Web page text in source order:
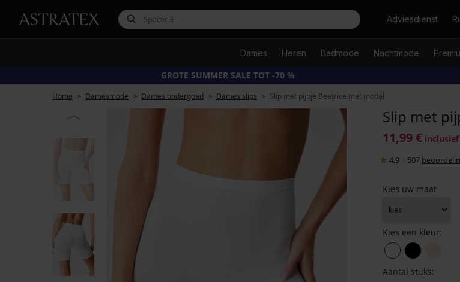
ZoekenAdviesdienst
Dames Heren Badmode Nachtmode
GROTE SUMMER SALE TOT -70 %
Home Damesmode Dames ondergoed Dames slips Slip met pijpje Beatrice met modal
Slip met
11,99 €
4,9 507
Kies uw maat
Kies een kleur:
Aantal stuks: